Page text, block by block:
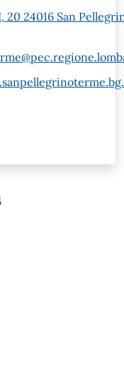
20 24016 San